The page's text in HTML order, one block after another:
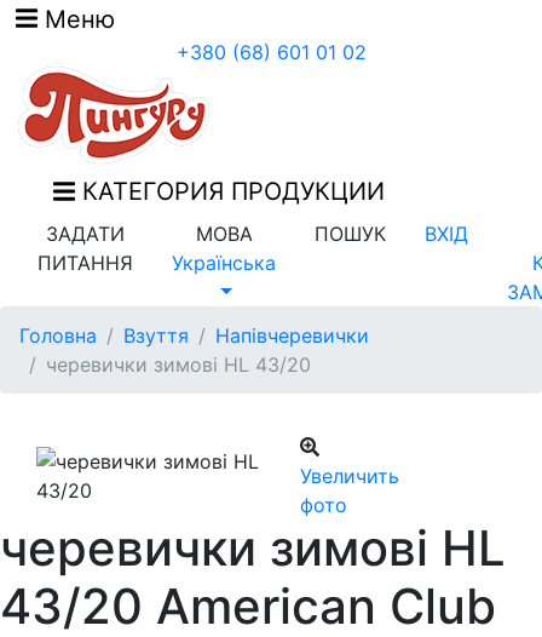
Меню
+380 (68) 601 01 02
КАТЕГОРИЯ ПРОДУКЦИИ
ЗАДАТИ
ПИТАННЯ
МОВА
Українська
ПОШУК
ВХІД
Головна
Взуття
Напівчеревички
черевички зимові HL 43/20
Увеличить
фото
черевички зимові HL
43/20 American Club